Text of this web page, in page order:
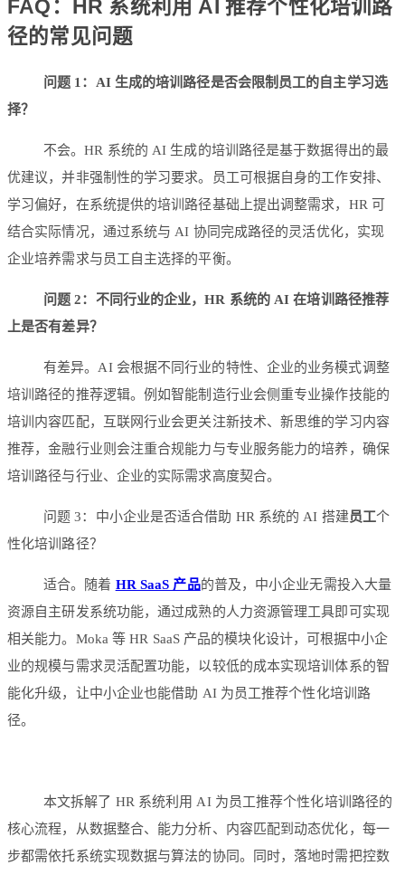
FAQ：HR 系统利用 AI 推荐个性化培训路
径的常见问题
问题 1：AI 生成的培训路径是否会限制员工的自主学习选
择？
不会。HR 系统的 AI 生成的培训路径是基于数据得出的最
优建议，并非强制性的学习要求。员工可根据自身的工作安排、
学习偏好，在系统提供的培训路径基础上提出调整需求，HR 可
结合实际情况，通过系统与 AI 协同完成路径的灵活优化，实现
企业培养需求与员工自主选择的平衡。
问题 2：不同行业的企业，HR 系统的 AI 在培训路径推荐
上是否有差异？
有差异。AI 会根据不同行业的特性、企业的业务模式调整
培训路径的推荐逻辑。例如智能制造行业会侧重专业操作技能的
培训内容匹配，互联网行业会更关注新技术、新思维的学习内容
推荐，金融行业则会注重合规能力与专业服务能力的培养，确保
培训路径与行业、企业的实际需求高度契合。
问题 3：中小企业是否适合借助 HR 系统的 AI 搭建员工个
性化培训路径？
适合。随着 HR SaaS 产品的普及，中小企业无需投入大量
资源自主研发系统功能，通过成熟的人力资源管理工具即可实现
相关能力。Moka 等 HR SaaS 产品的模块化设计，可根据中小企
业的规模与需求灵活配置功能，以较低的成本实现培训体系的智
能化升级，让中小企业也能借助 AI 为员工推荐个性化培训路
径。
本文拆解了 HR 系统利用 AI 为员工推荐个性化培训路径的
核心流程，从数据整合、能力分析、内容匹配到动态优化，每一
步都需依托系统实现数据与算法的协同。同时，落地时需把控数